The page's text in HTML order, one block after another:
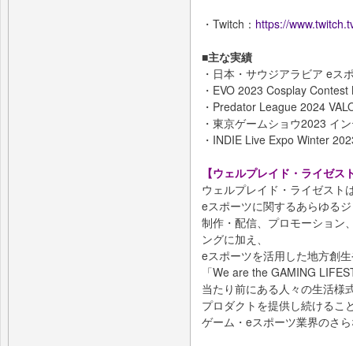
・Twitch： https://
■主な実績
・日本・サウジアラビア eス
・EVO 2023 Cosplay
・Predator League 2024
・東京ゲームショウ2023 イ
・INDIE Live Expo Winter
【ウェルプレイド・ライゼス
ウェルプレイド・ライゼスト
eスポーツに関するあらゆる
制作・配信、プロモーション
ングに加え、
eスポーツを活用した地方創
「We are the GAMING
当たり前にある人々の生活様
プロダクトを提供し続けるこ
ゲーム・eスポーツ業界のさ